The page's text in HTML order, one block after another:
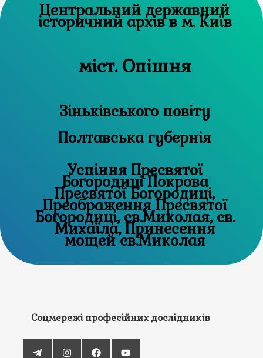
Центральний державний
історичний архів в м. Київ
міст. Опішня
Зіньківського повіту
Полтавська губернія
Успіння Пресвятої
Богородиці Покрова
Пресвятої Богородиці,
Преображення Пресвятої
Богородиці, св.Миколая, св.
Михаїла, Принесення
мощей св.Миколая
Соцмережі професійних дослідників